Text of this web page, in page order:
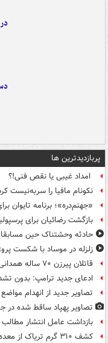
پربازدیدترین ها
امداد غیبی یا نقص فنی!؟
نکونام مافیا را سربه‌نیست
«جهنم‌دره»؛ برنامه تایوان
بازگشت رضائیان برای
حادثه وحشتناک حین
زلزله در موساد با شکست
قاتلان پیرزن ۷۰ ساله همدانی با ۵۰ گرم طلا دستگیر شدند
ادعای جدید ترامپ: بدون
تصاویر جدید از انهدام
تصاویر پهپاد ساقط شده در
بازداشت عامل انتشار مطالب
کشف ۳۱۰ گرم تریاک از معده مسافر اتوبوس در قاینات